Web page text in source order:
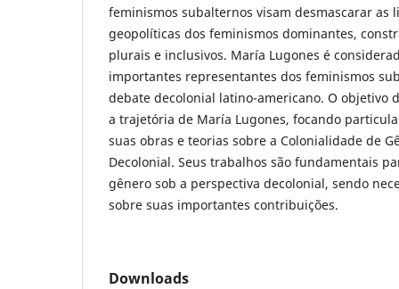
feminismos subalternos visam desmascarar as
geopolíticas dos feminismos dominantes,
plurais e inclusivos. María Lugones é
importantes representantes dos feminismos
debate decolonial latino-americano. O objetivo
a trajetória de María Lugones, focando
suas obras e teorias sobre a Colonialidade de
Decolonial. Seus trabalhos são fundamentais
gênero sob a perspectiva decolonial, sendo
sobre suas importantes contribuições.
Downloads